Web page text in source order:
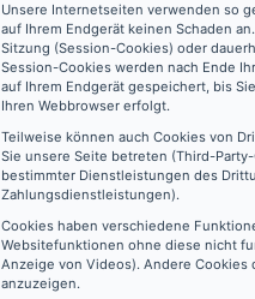
Unsere Internetseiten verwenden so
auf Ihrem Endgerät keinen Schaden
Sitzung (Session-Cookies) oder
Session-Cookies werden nach Ende
auf Ihrem Endgerät gespeichert, bis
Ihren Webbrowser erfolgt.
Teilweise können auch Cookies von
Sie unsere Seite betreten (Third-
bestimmter Dienstleistungen des
Zahlungsdienstleistungen).
Cookies haben verschiedene
Websitefunktionen ohne diese nicht
Anzeige von Videos). Andere
anzuzeigen.